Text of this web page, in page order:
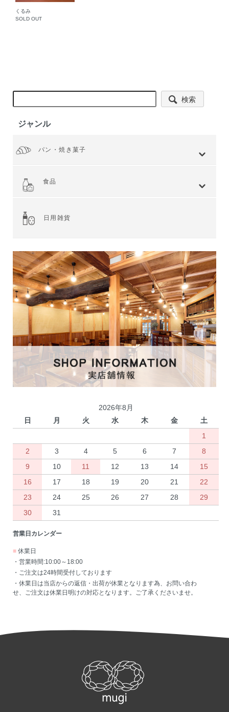
くるみ
SOLD OUT
検索
ジャンル
パン・焼き菓子
食品
日用雑貨
2026年8月
日
月 火 水 木 金
土
1
2
3 4 5 6 7
8
9
10 11 12 13 14
15
16
17 18 19 20 21
22
23
24 25 26 27 28
29
30
31
営業日カレンダー
■ 休業日
・営業時間:10:00～18:00
・ご注文は24時間受付しております
・休業日は当店からの返信・出荷が休業となります為、お問い合わ
せ、ご注文は休業日明けの対応となります。ご了承くださいませ。